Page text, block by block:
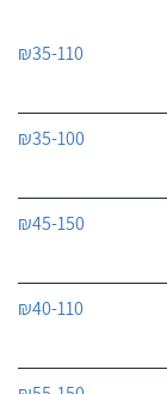
₪35-110
₪35-100
₪45-150
₪40-110